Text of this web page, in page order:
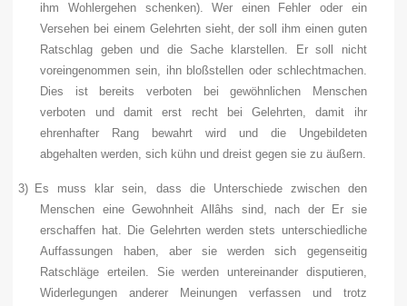
ihm Wohlergehen schenken). Wer einen Fehler oder ein
Versehen bei einem Gelehrten sieht, der soll ihm einen guten
Ratschlag geben und die Sache klarstellen. Er soll nicht
voreingenommen sein, ihn bloßstellen oder schlechtmachen.
Dies ist bereits verboten bei gewöhnlichen Menschen
verboten und damit erst recht bei Gelehrten, damit ihr
ehrenhafter Rang bewahrt wird und die Ungebildeten
abgehalten werden, sich kühn und dreist gegen sie zu äußern.
3) Es muss klar sein, dass die Unterschiede zwischen den
Menschen eine Gewohnheit Allâhs sind, nach der Er sie
erschaffen hat. Die Gelehrten werden stets unterschiedliche
Auffassungen haben, aber sie werden sich gegenseitig
Ratschläge erteilen. Sie werden untereinander disputieren,
Widerlegungen anderer Meinungen verfassen und trotz